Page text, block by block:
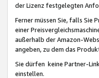
der Lizenz festgelegten
Ferner müssen Sie, falls Sie
einer
außerhalb der Amazon-
angeben, zu dem das
Sie dürfen keine Partner-
einstellen.